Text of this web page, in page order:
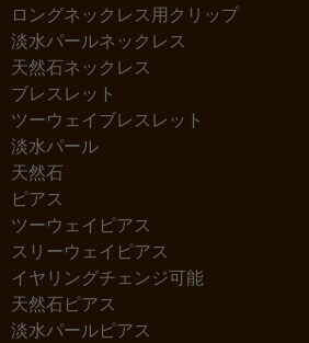
ロングネックレス用クリップ
淡水パールネックレス
天然石ネックレス
ブレスレット
ツーウェイブレスレット
淡水パール
天然石
ピアス
ツーウェイピアス
スリーウェイピアス
イヤリングチェンジ可能
天然石ピアス
淡水パールピアス